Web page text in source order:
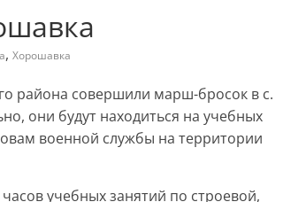
, Хорошавка
района совершили марш-бросок в с.
они будут находиться на учебных
военной службы на территории
учебных занятий по строевой,